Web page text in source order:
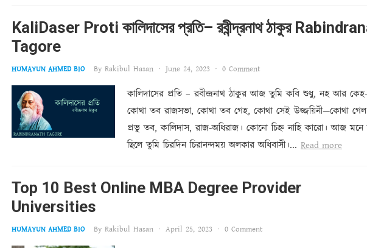
KaliDaser Proti কালিদাসের প্রতি– রবীন্দ্রনাথ ঠাকুর
Tagore
HUMAYUN AHMED BIO By Rakibul Hasan · June 24, 2023 · 0 Comment
কালিদাসের প্রতি – রবীন্দ্রনাথ ঠাকুর আজ তুমি কবি শুধু, নহ আর
কোথা তব রাজসভা, কোথা তব গেহ, কোথা সেই উজ্জয়িনী—কোথা
প্রভু তব, কালিদাস, রাজ-অধিরাজ। কোনো চিহ্ন নাহি কারো। আজ
ছিলে তুমি চিরদিন চিরানন্দময় অলকার অধিবাসী।... Read more
Top 10 Best Online MBA Degree Provider
Universities
HUMAYUN AHMED BIO By Rakibul Hasan · April 25, 2023 · 0 Comment